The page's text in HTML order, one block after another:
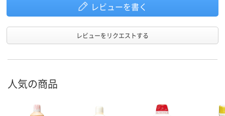
レビューを書く
レビューをリクエストする
人気の商品